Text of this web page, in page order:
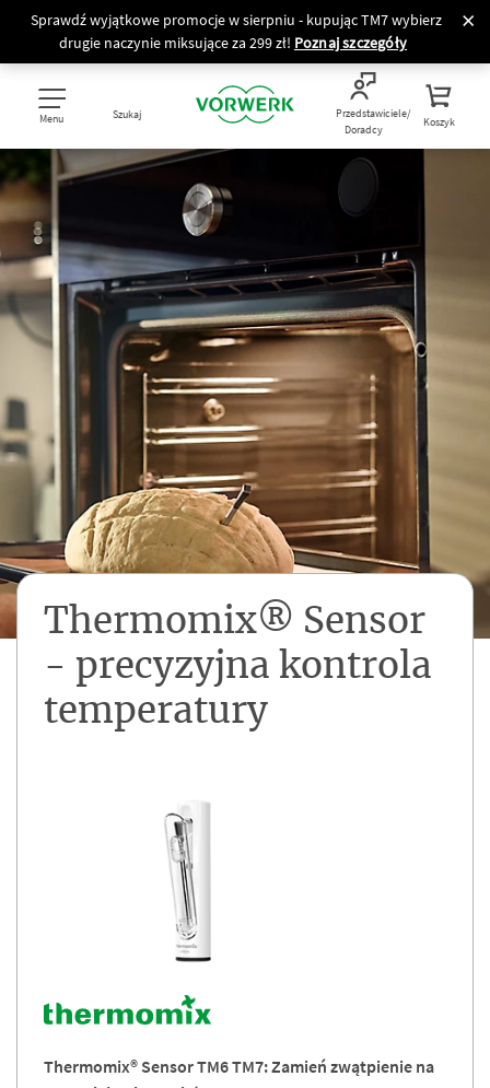
Sprawdź wyjątkowe promocje w sierpniu - kupując TM7 wybierz
drugie naczynie miksujące za 299 zł! Poznaj szczegóły
Menu Szukaj
Przedstawiciele/
Doradcy
Koszyk
Thermomix® Sensor
- precyzyjna kontrola
temperatury
Thermomix® Sensor TM6 TM7:​ Zamień zwątpienie na